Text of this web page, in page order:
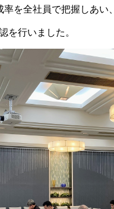
を全社員で把握しあい、
を行いました。